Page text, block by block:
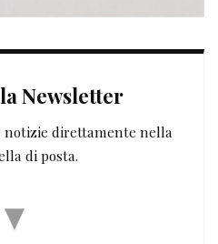
Newsletter
direttamente nella
di posta.